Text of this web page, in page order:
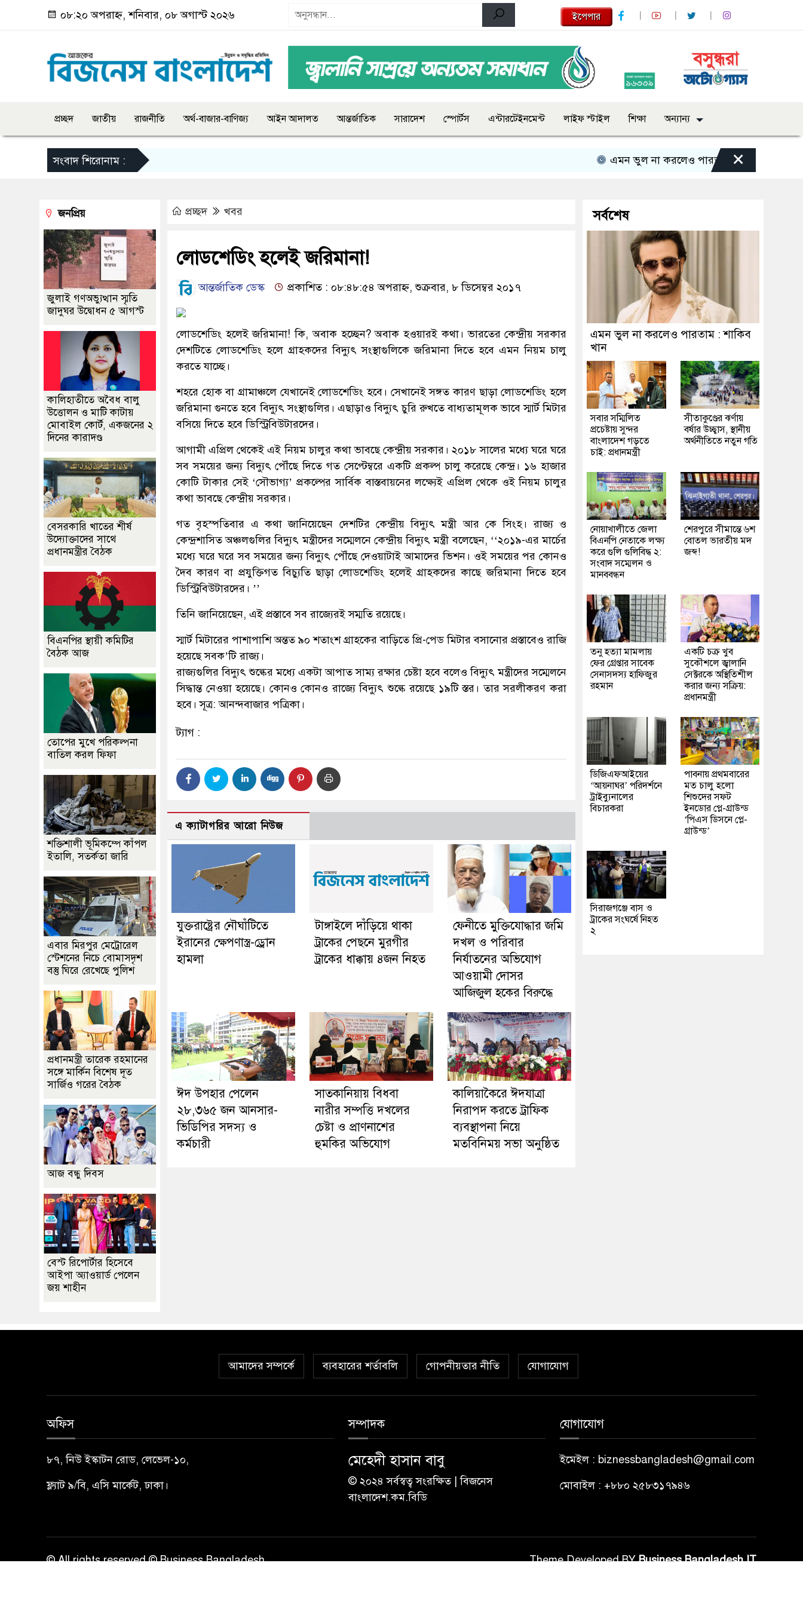
০৮:২০ অপরাহ্ন, শনিবার, ০৮ অগাস্ট ২০২৬ ইপেপার
প্রচ্ছদ জাতীয় রাজনীতি অর্থ-বাজার-বাণিজ্য আইন আদালত আন্তর্জাতিক সারাদেশ স্পোর্টস এন্টারটেইনমেন্ট লাইফ স্টাইল শিক্ষা অন্যান্য
সংবাদ শিরোনাম : এমন ভুল না করলেও পারতাম : শাকিব খান
×
প্রচ্ছদ খবর
লোডশেডিং হলেই জরিমানা!
আন্তর্জাতিক ডেস্ক প্রকাশিত : ০৮:৪৮:৫৪ অপরাহ্ন, শুক্রবার, ৮ ডিসেম্বর ২০১৭
লোডশেডিং হলেই জরিমানা! কি, অবাক হচ্ছেন? অবাক হওয়ারই কথা। ভারতের কেন্দ্রীয় সরকার
দেশটিতে লোডশেডিং হলে গ্রাহকদের বিদ্যুৎ সংস্থাগুলিকে জরিমানা দিতে হবে এমন নিয়ম চালু
করতে যাচ্ছে।
শহরে হোক বা গ্রামাঞ্চলে যেখানেই লোডশেডিং হবে। সেখানেই সঙ্গত কারণ ছাড়া লোডশেডিং হলে
জরিমানা গুনতে হবে বিদ্যুৎ সংস্থাগুলির। এছাড়াও বিদ্যুৎ চুরি রুখতে বাধ্যতামূলক ভাবে স্মার্ট মিটার
বসিয়ে দিতে হবে ডিস্ট্রিবিউটারদের।
আগামী এপ্রিল থেকেই এই নিয়ম চালুর কথা ভাবছে কেন্দ্রীয় সরকার। ২০১৮ সালের মধ্যে ঘরে ঘরে
সব সময়ের জন্য বিদ্যুৎ পৌঁছে দিতে গত সেপ্টেম্বরে একটি প্রকল্প চালু করেছে কেন্দ্র। ১৬ হাজার
কোটি টাকার সেই ‘সৌভাগ্য’ প্রকল্পের সার্বিক বাস্তবায়নের লক্ষ্যেই এপ্রিল থেকে ওই নিয়ম চালুর
কথা ভাবছে কেন্দ্রীয় সরকার।
গত বৃহস্পতিবার এ কথা জানিয়েছেন দেশটির কেন্দ্রীয় বিদ্যুৎ মন্ত্রী আর কে সিংহ। রাজ্য ও
কেন্দ্রশাসিত অঞ্চলগুলির বিদ্যুৎ মন্ত্রীদের সম্মেলনে কেন্দ্রীয় বিদ্যুৎ মন্ত্রী বলেছেন, ‘‘২০১৯-এর মার্চের
মধ্যে ঘরে ঘরে সব সময়ের জন্য বিদ্যুৎ পৌঁছে দেওয়াটাই আমাদের ভিশন। ওই সময়ের পর কোনও
দৈব কারণ বা প্রযুক্তিগত বিচ্যুতি ছাড়া লোডশেডিং হলেই গ্রাহকদের কাছে জরিমানা দিতে হবে
ডিস্ট্রিবিউটারদের। ’’
তিনি জানিয়েছেন, এই প্রস্তাবে সব রাজ্যেরই সম্মতি রয়েছে।
স্মার্ট মিটারের পাশাপাশি অন্তত ৯০ শতাংশ গ্রাহকের বাড়িতে প্রি-পেড মিটার বসানোর প্রস্তাবেও রাজি
হয়েছে সবক’টি রাজ্য।
রাজ্যগুলির বিদ্যুৎ শুল্কের মধ্যে একটা আপাত সাম্য রক্ষার চেষ্টা হবে বলেও বিদ্যুৎ মন্ত্রীদের সম্মেলনে
সিদ্ধান্ত নেওয়া হয়েছে। কোনও কোনও রাজ্যে বিদ্যুৎ শুল্কে রয়েছে ১৯টি স্তর। তার সরলীকরণ করা
হবে। সূত্র: আনন্দবাজার পত্রিকা।
ট্যাগ :
এ ক্যাটাগরির আরো নিউজ
যুক্তরাষ্ট্রের নৌঘাঁটিতে
ইরানের ক্ষেপণাস্ত্র-ড্রোন
হামলা
টাঙ্গাইলে দাঁড়িয়ে থাকা
ট্রাকের পেছনে মুরগীর
ট্রাকের ধাক্কায় ৪জন নিহত
ফেনীতে মুক্তিযোদ্ধার জমি
দখল ও পরিবার
নির্যাতনের অভিযোগ
আওয়ামী দোসর
আজিজুল হকের বিরুদ্ধে
ঈদ উপহার পেলেন
২৮,৩৬৫ জন আনসার-
ভিডিপির সদস্য ও
কর্মচারী
সাতকানিয়ায় বিধবা
নারীর সম্পত্তি দখলের
চেষ্টা ও প্রাণনাশের
হুমকির অভিযোগ
কালিয়াকৈরে ঈদযাত্রা
নিরাপদ করতে ট্রাফিক
ব্যবস্থাপনা নিয়ে
মতবিনিময় সভা অনুষ্ঠিত
জনপ্রিয়
জুলাই গণঅভ্যুত্থান স্মৃতি
জাদুঘর উদ্বোধন ৫ আগস্ট
কালিহাতীতে অবৈধ বালু
উত্তোলন ও মাটি কাটায়
মোবাইল কোর্ট, একজনের ২
দিনের কারাদণ্ড
বেসরকারি খাতের শীর্ষ
উদ্যোক্তাদের সাথে
প্রধানমন্ত্রীর বৈঠক
বিএনপির স্থায়ী কমিটির
বৈঠক আজ
তোপের মুখে পরিকল্পনা
বাতিল করল ফিফা
শক্তিশালী ভূমিকম্পে কাঁপল
ইতালি, সতর্কতা জারি
এবার মিরপুর মেট্রোরেল
স্টেশনের নিচে বোমাসদৃশ
বস্তু ঘিরে রেখেছে পুলিশ
প্রধানমন্ত্রী তারেক রহমানের
সঙ্গে মার্কিন বিশেষ দূত
সার্জিও গরের বৈঠক
আজ বন্ধু দিবস
বেস্ট রিপোর্টার হিসেবে
আইপা অ্যাওয়ার্ড পেলেন
জয় শাহীন
সর্বশেষ
এমন ভুল না করলেও পারতাম : শাকিব
খান
সবার সম্মিলিত
প্রচেষ্টায় সুন্দর
বাংলাদেশ গড়তে
চাই: প্রধানমন্ত্রী
সীতাকুণ্ডের ঝর্ণায়
বর্ষার উচ্ছ্বাস, স্থানীয়
অর্থনীতিতে নতুন গতি
নোয়াখালীতে জেলা
বিএনপি নেতাকে লক্ষ্য
করে গুলি গুলিবিদ্ধ ২:
সংবাদ সম্মেলন ও
মানববন্ধন
শেরপুরে সীমান্তে ৬শ
বোতল ভারতীয় মদ
জব্দ!
তনু হত্যা মামলায়
ফের গ্রেপ্তার সাবেক
সেনাসদস্য হাফিজুর
রহমান
একটি চক্র খুব
সুকৌশলে জ্বালানি
সেক্টরকে অস্থিতিশীল
করার জন্য সক্রিয়:
প্রধানমন্ত্রী
ডিজিএফআইয়ের
‘আয়নাঘর’ পরিদর্শনে
ট্রাইব্যুনালের
বিচারকরা
পাবনায় প্রথমবারের
মত চালু হলো
শিশুদের সফট
ইনডোর প্লে-গ্রাউন্ড
‘পিএস ডিসনে প্লে-
গ্রাউন্ড’
সিরাজগঞ্জে বাস ও
ট্রাকের সংঘর্ষে নিহত
২
আমাদের সম্পর্কে ব্যবহারের শর্তাবলি গোপনীয়তার নীতি যোগাযোগ
অফিস
৮৭, নিউ ইস্কাটন রোড, লেভেল-১০,
ফ্ল্যাট ৯/বি, এসি মার্কেট, ঢাকা।
সম্পাদক
মেহেদী হাসান বাবু
© ২০২৪ সর্বস্বত্ব সংরক্ষিত | বিজনেস
বাংলাদেশ.কম.বিডি
যোগাযোগ
ইমেইল : biznessbangladesh@gmail.com
মোবাইল : +৮৮০ ২৫৮৩১৭৯৪৬
© All rights reserved © Business Bangladesh Theme Developed BYBusiness Bangladesh IT